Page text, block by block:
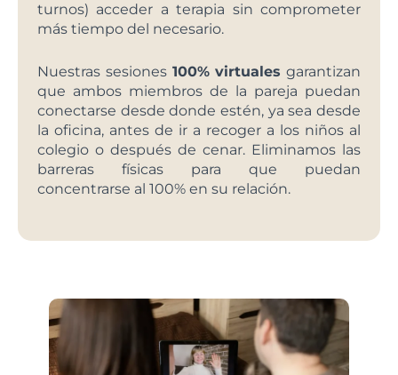
turnos) acceder a terapia sin comprometer
más tiempo del necesario.
Nuestras sesiones 100% virtuales garantizan
que ambos miembros de la pareja puedan
conectarse desde donde estén, ya sea desde
la oficina, antes de ir a recoger a los niños al
colegio o después de cenar. Eliminamos las
barreras físicas para que puedan
concentrarse al 100% en su relación.